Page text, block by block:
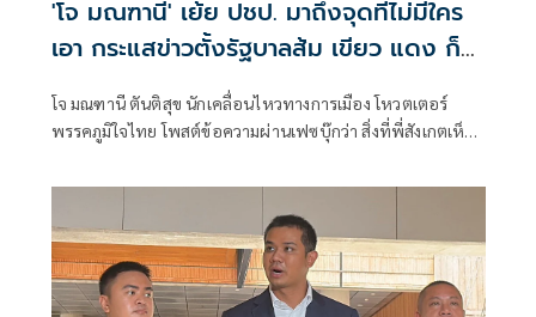
'โจ มณฑานี' เย้ย ปชป. มาถึงจุดที่ไม่มีใคร
เอา กระแสข่าวตั้งรัฐบาลส้ม เขียว แดง ก็
โจ มณฑานี ตันติสุข นักเคลื่อนไหวทางการเมือง โหวตเตอร์
พรรคภูมิใจไทย โพสต์ข้อความผ่านเฟซบุ๊กว่า สิ่งที่พี่สังเกตเห็น
ที่เป็นพรรคที่ทุกฝั่งลืมได้ไงเนี้ย